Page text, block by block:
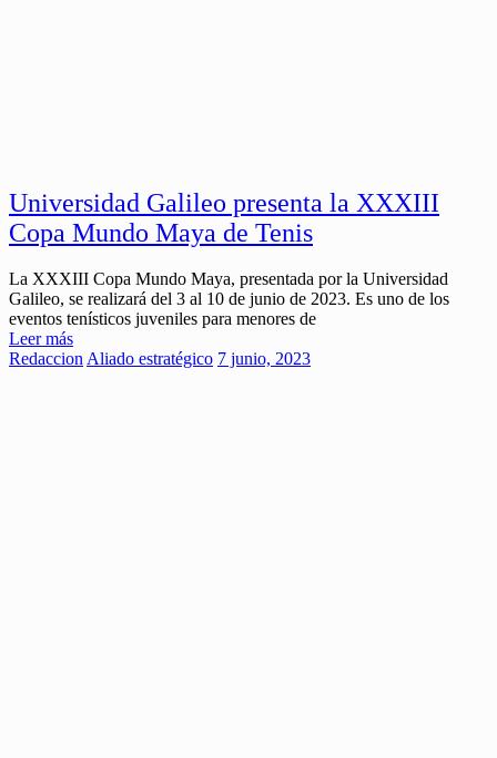
Universidad Galileo presenta la XXXIII
Copa Mundo Maya de Tenis
La XXXIII Copa Mundo Maya, presentada por la Universidad
Galileo, se realizará del 3 al 10 de junio de 2023. Es uno de los
eventos tenísticos juveniles para menores de
Leer más
RedaccionAliado estratégico 7 junio, 2023